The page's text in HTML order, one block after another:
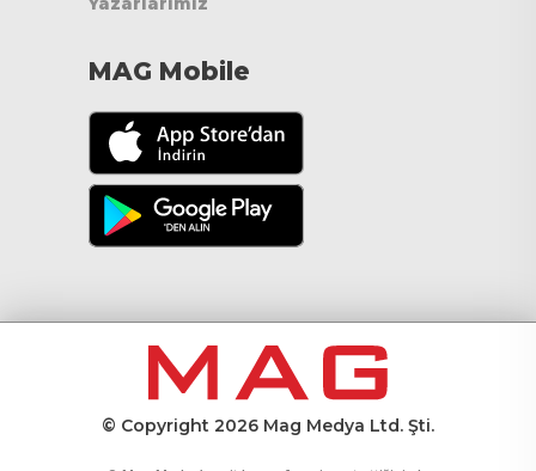
MAG Mobile
© Copyright 2026 Mag Medya Ltd. Şti.